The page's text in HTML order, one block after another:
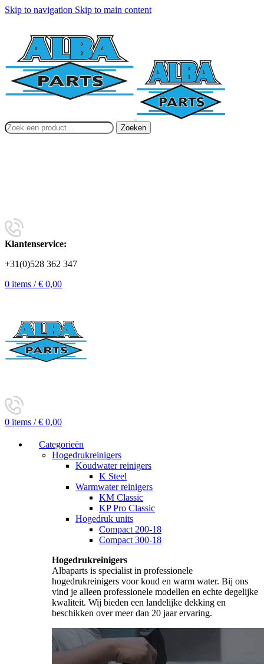
Skip to navigation Skip to main content
Zoeken
Klantenservice:
+31(0)528 362 347
0 items / € 0,00
0 items / € 0,00
Categorieën
Hogedrukreinigers
Koudwater reinigers
K Steel
Warmwater reinigers
KM Classic
KP Pro Classic
Hogedruk units
Compact 200-18
Compact 300-18
Hogedrukreinigers
Albaparts is specialist in professionele
hogedrukreinigers voor koud en warm water. Bij ons
vind je alleen professionele modellen en echte degelijke
kwaliteit. Wij bieden een landelijke dekking en
beschikken over meer dan 20 jaar ervaring.